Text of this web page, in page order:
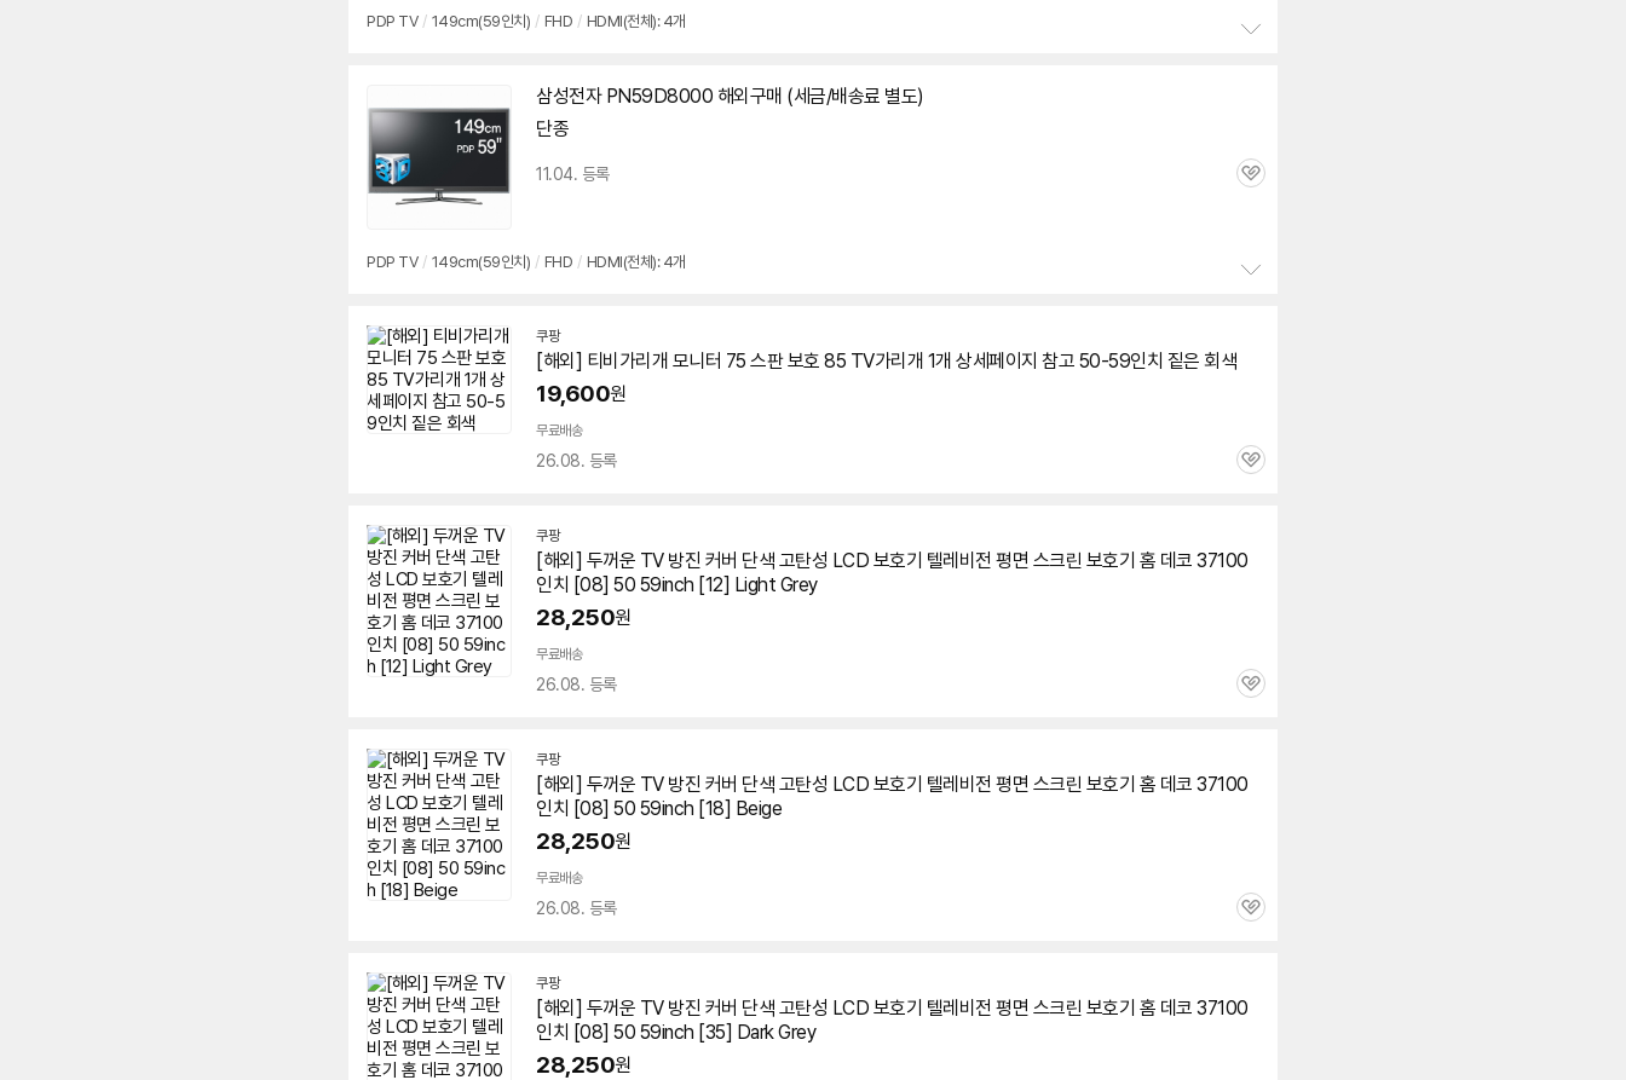
PDP TV / 149cm(59인치 ) / FHD / HDMI(전체): 4개
삼성전자 PN59D8000 해외구매 (세금/배송료 별도)
단종
11.04. 등록
관
PDP TV / 149cm(59인치 ) / FHD / HDMI(전체): 4개
쿠팡
[해외] 티비가리개 모니터 75 스판 보호 85 TV가리개 1개 상세페이지 참고 50-59인치 짙은 회색
19,600원
무료배송
26.08. 등록
관
쿠팡
[해외] 두꺼운 TV방진 커버 단색 고탄성 LCD 보호기 텔레비전 평면 스크린 보호기 홈 데코 37100
인치 [08] 50 59inch [12] Light Grey
28,250원
무료배송
26.08. 등록
관
쿠팡
[해외] 두꺼운 TV방진 커버 단색 고탄성 LCD 보호기 텔레비전 평면 스크린 보호기 홈 데코 37100
인치 [08] 50 59inch [18] Beige
28,250원
무료배송
26.08. 등록
관
쿠팡
[해외] 두꺼운 TV방진 커버 단색 고탄성 LCD 보호기 텔레비전 평면 스크린 보호기 홈 데코 37100
인치 [08] 50 59inch [35] Dark Grey
28,250원